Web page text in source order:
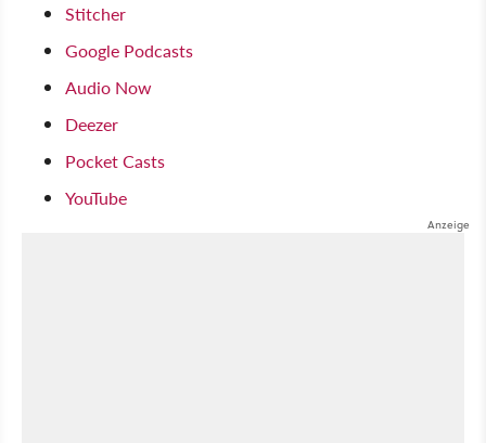
Stitcher
Google Podcasts
Audio Now
Deezer
Pocket Casts
YouTube